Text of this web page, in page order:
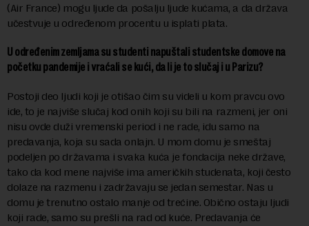
(Air France) mogu ljude da pošalju ljude kućama, a da država
učestvuje u određenom procentu u isplati plata.
U određenim zemljama su studenti napuštali studentske domove na
početku pandemije i vraćali se kući, da li je to slučaj i u Parizu?
Postoji deo ljudi koji je otišao čim su videli u kom pravcu ovo
ide, to je najviše slučaj kod onih koji su bili na razmeni, jer oni
nisu ovde duži vremenski period i ne rade, idu samo na
predavanja, koja su sada onlajn. U mom domu je smeštaj
podeljen po državama i svaka kuća je fondacija neke države,
tako da kod mene najviše ima američkih studenata, koji često
dolaze na razmenu i zadržavaju se jedan semestar. Nas u
domu je trenutno ostalo manje od trećine. Obično ostaju ljudi
koji rade, samo su prešli na rad od kuće. Predavanja će